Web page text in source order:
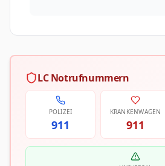
LC Notrufnummern
POLIZEI
911
KRANKENWAGEN
911